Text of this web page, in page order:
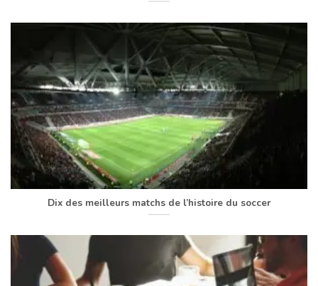
Dix des meilleurs matchs de l’histoire du soccer